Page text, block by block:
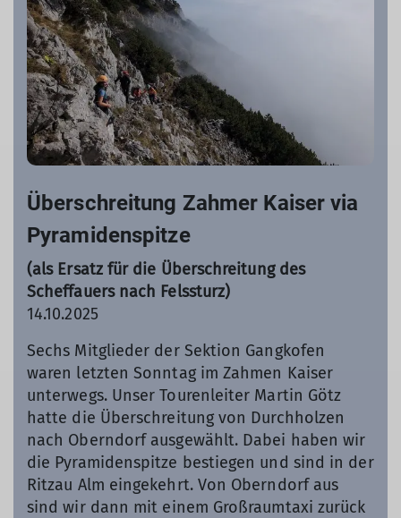
Überschreitung Zahmer Kaiser via
Pyramidenspitze
(als Ersatz für die Überschreitung des
Scheffauers nach Felssturz)
14.10.2025
Sechs Mitglieder der Sektion Gangkofen
waren letzten Sonntag im Zahmen Kaiser
unterwegs. Unser Tourenleiter Martin Götz
hatte die Überschreitung von Durchholzen
nach Oberndorf ausgewählt. Dabei haben wir
die Pyramidenspitze bestiegen und sind in der
Ritzau Alm eingekehrt. Von Oberndorf aus
sind wir dann mit einem Großraumtaxi zurück